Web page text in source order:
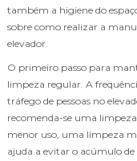
também a higiene do
sobre como realizar a
elevador.
O primeiro passo para
limpeza regular. A
tráfego de pessoas no
recomenda-se uma
menor uso, uma limpeza
ajuda a evitar o acúmulo